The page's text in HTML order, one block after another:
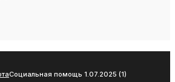
Социальная помощь 1.07.2025 (1)